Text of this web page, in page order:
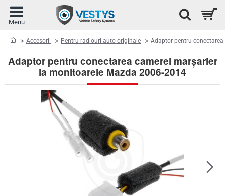
Adaptor pentru conectarea camerei marșarier
la monitoarele Mazda 2006-2014
homeAccesorii Pentru radiouri auto originale Adaptor pentru